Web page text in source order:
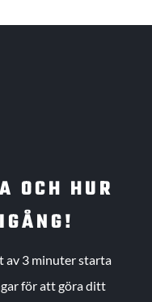
OCH HUR
av 3 minuter starta
för att göra ditt